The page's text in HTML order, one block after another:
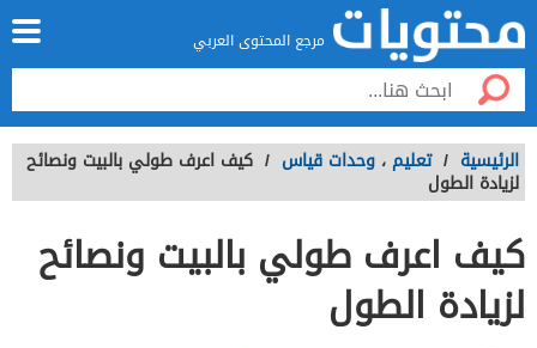
مرجع المحتوى العربي
الرئيسية / تعليم ، وحدات قياس / كيف اعرف طولي بالبيت ونصائح
لزيادة الطول
كيف اعرف طولي بالبيت ونصائح
لزيادة الطول